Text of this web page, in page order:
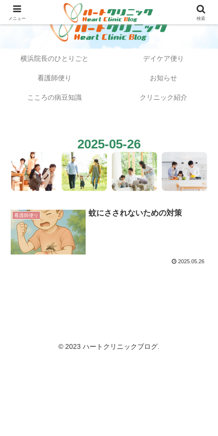
横浜院長のひとりごと デイケア便り
看護師便り お知らせ
こころの病豆知識 クリニック紹介
2025-05-26
看護師便り 蚊にさされないための対策
2025.05.26
© 2023 ハートクリニックブログ.
メニュー 検索